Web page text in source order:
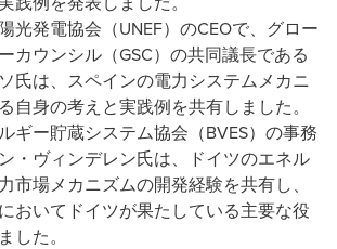
光発電協会（UNEF）のCEOで、グロー
カウンシル（GSC）の共同議長である
氏は、スペインの電力システムメカニ
自身の考えと実践例を共有しました。
ギー貯蔵システム協会（BVES）の事務
・ヴィンデレン氏は、ドイツのエネル
市場メカニズムの開発経験を共有し、
おいてドイツが果たしている主要な役
した。